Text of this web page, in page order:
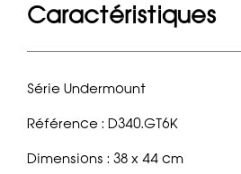
Caractéristiques
Série Undermount
Référence : D340.GT6K
Dimensions : 38 x 44 cm